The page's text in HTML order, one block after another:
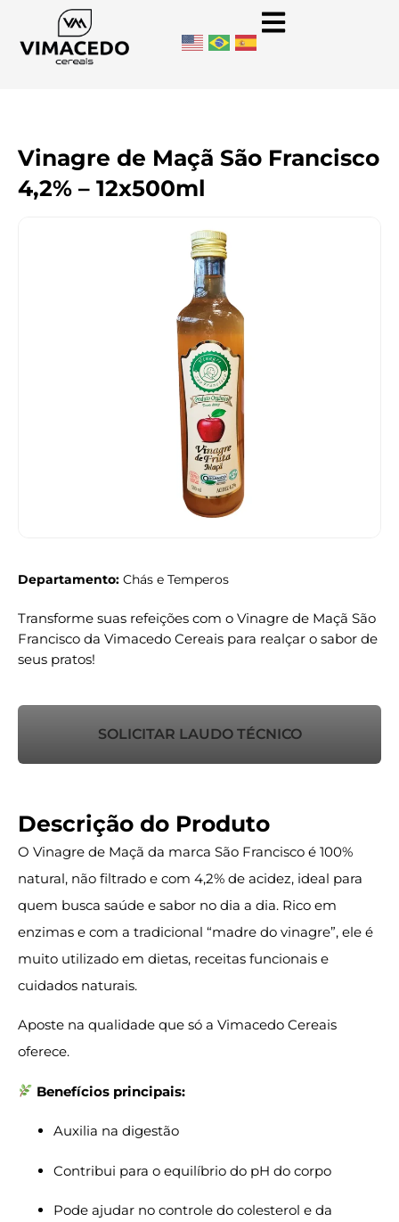
Vinagre de Maçã São Francisco
4,2% – 12x500ml
Departamento: Chás e Temperos
Transforme suas refeições com o Vinagre de Maçã São
Francisco da Vimacedo Cereais para realçar o sabor de
seus pratos!
SOLICITAR LAUDO TÉCNICO
Descrição do Produto
O Vinagre de Maçã da marca São Francisco é 100%
natural, não filtrado e com 4,2% de acidez, ideal para
quem busca saúde e sabor no dia a dia. Rico em
enzimas e com a tradicional “madre do vinagre”, ele é
muito utilizado em dietas, receitas funcionais e
cuidados naturais.
Aposte na qualidade que só a Vimacedo Cereais
oferece.
Benefícios principais:
Auxilia na digestão
Contribui para o equilíbrio do pH do corpo
Pode ajudar no controle do colesterol e da